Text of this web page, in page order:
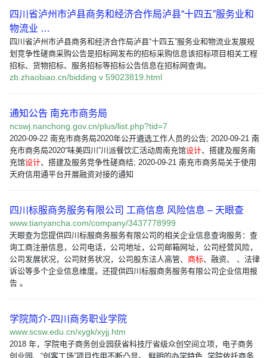
四川省泸州市泸县商务和经济合作局泸县“十四五”服务业和
物流业 …
四川省泸州市泸县商务和经济合作局泸县“十四五”服务业和物流业发展规
划竞争性磋商采购公告是招标网发布的招标采购信息该招标项目相关工程
招标、货物招标、服务招标等招标公告信息在招标网查询。
zb.zhaobiao.cn/bidding v 59023819.html
通知公告 南充市商务局
ncswj.nanchong.gov.cn/plus/list.php?tid=7
2020-09-22 南充市商务局2020年公开遴选工作人员的公告; 2020-09-21 南
充市商务局2020“味美四川”川派餐饮汇活动周南充馆设计、搭建及服务南
充馆设计、搭建及服务竞争性磋商结; 2020-09-21 南充市商务局关于使用
天府信用通平台开展融资对接的通知
四川标服商务服务有限公司 工商信息 风险信息 – 天眼查
www.tianyancha.com/company/3437778999
天眼查为您提供四川标服商务服务有限公司的相关企业信息查询服务：查
询工商注册信息，公司电话，公司地址，公司邮箱网址，公司经营风险，
公司发展状况，公司财务状况，公司股东法人高管、 商标、融资、 、法律
诉讼等多个企业信息维度。还提供四川标服商务服务有限公司企业信用报
告 。
学院简介-四川商务职业学院
www.scsw.edu.cn/xygk/xyjj.htm
2018 年，学院电子商务创业园获省科技厅省级众创空间立项，电子商务
创业园、“创客工场”项目作用不断凸显。 鲜明的办学特色. 学院依托商务